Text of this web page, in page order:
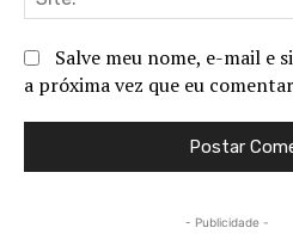
Salve meu nome, e-mail e
a próxima vez que eu
- Publicidade -